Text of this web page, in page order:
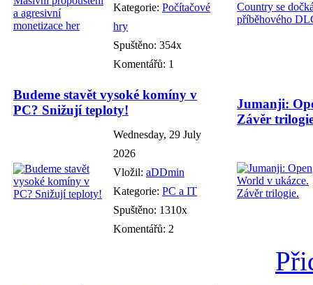
Kategorie: Počítačové
hry
Spuštěno: 354x
Komentářů: 1
Budeme stavět vysoké komíny v
PC? Snižují teploty!
Wednesday, 29 July
2026
Vložil: aDDmin
Kategorie: PC a IT
Spuštěno: 1310x
Komentářů: 2
Jumanji:
Závěr